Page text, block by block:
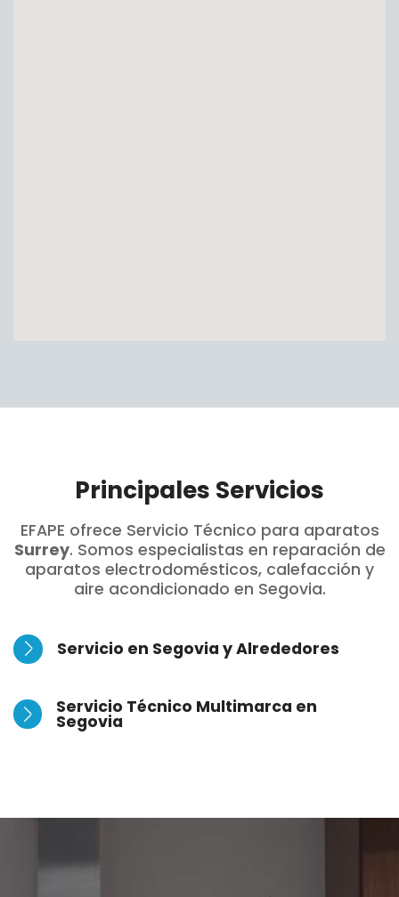
Principales Servicios
EFAPE ofrece Servicio Técnico para aparatos
Surrey. Somos especialistas en reparación de
aparatos electrodomésticos, calefacción y
aire acondicionado en Segovia.
Servicio en Segovia y Alrededores
Servicio Técnico Multimarca en
Segovia